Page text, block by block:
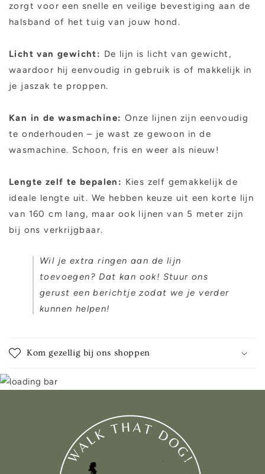
zorgt voor een snelle en veilige bevestiging aan de
halsband of het tuig van jouw hond.
Licht van gewicht: De lijn is licht van gewicht,
waardoor hij eenvoudig in gebruik is of makkelijk in
je jaszak te proppen.
Kan in de wasmachine: Onze lijnen zijn eenvoudig
te onderhouden – je wast ze gewoon in de
wasmachine. Schoon, fris en weer als nieuw!
Lengte zelf te bepalen: Kies zelf gemakkelijk de
ideale lengte uit. We hebben keuze uit een korte lijn
van 160 cm lang, maar ook lijnen van 5 meter zijn
bij ons verkrijgbaar.
Wil je extra ringen aan de lijn
toevoegen? Dat kan ook! Stuur ons
gerust een berichtje zodat we je verder
kunnen helpen!
Kom gezellig bij ons shoppen